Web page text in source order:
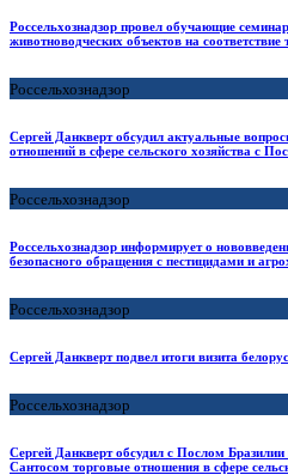
Россельхознадзор провел обучающие
животноводческих объектов на
Россельхознадзор
Сергей Данкверт обсудил актуальные
отношений в сфере сельского хозяйства с
Россельхознадзор
Россельхознадзор информирует о
безопасного обращения с пестицидами и
Россельхознадзор
Сергей Данкверт подвел итоги визита
Россельхознадзор
Сергей Данкверт обсудил с Послом
Сантосом торговые отношения в сфере